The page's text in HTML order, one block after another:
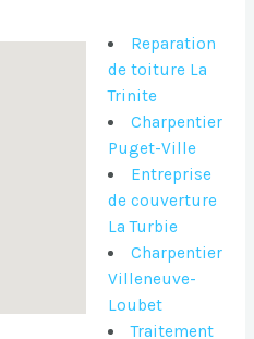
Reparation
de toiture La
Trinite
Charpentier
Puget-Ville
Entreprise
de couverture
La Turbie
Charpentier
Villeneuve-
Loubet
Traitement